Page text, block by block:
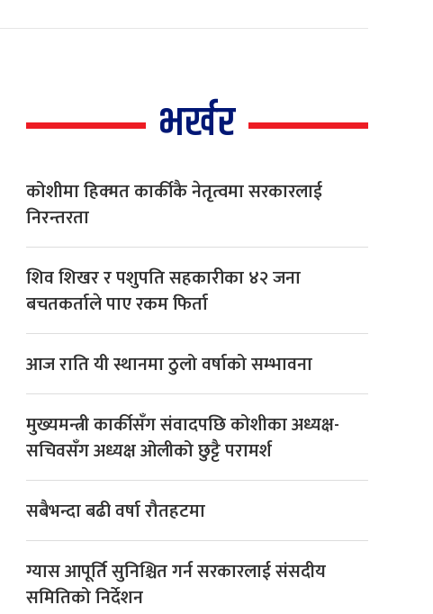
भर्खर
कोशीमा हिक्मत कार्कीकै नेतृत्वमा सरकारलाई
निरन्तरता
शिव शिखर र पशुपति सहकारीका ४२ जना
बचतकर्ताले पाए रकम फिर्ता
आज राति यी स्थानमा ठुलो वर्षाको सम्भावना
मुख्यमन्त्री कार्कीसँग संवादपछि कोशीका अध्यक्ष-
सचिवसँग अध्यक्ष ओलीको छुट्टै परामर्श
सबैभन्दा बढी वर्षा रौतहटमा
ग्यास आपूर्ति सुनिश्चित गर्न सरकारलाई संसदीय
समितिको निर्देशन